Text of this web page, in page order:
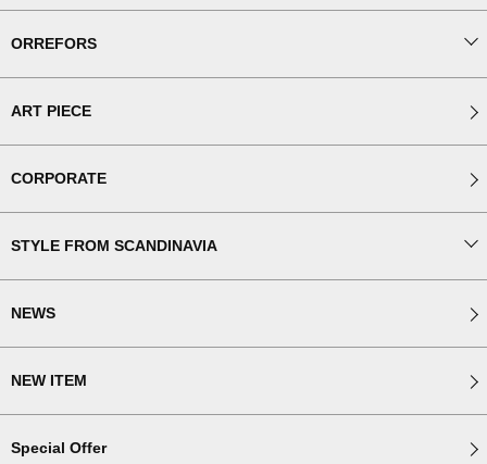
ORREFORS
ART PIECE
CORPORATE
STYLE FROM SCANDINAVIA
NEWS
NEW ITEM
Special Offer